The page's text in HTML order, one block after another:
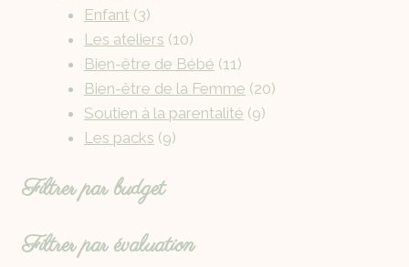
Enfant 3
Les ateliers 10
Bien-être de Bébé 11
Bien-être de la Femme 20
Soutien à la parentalité 9
Les packs 9
Filtrer par budget
Filtrer par évaluation